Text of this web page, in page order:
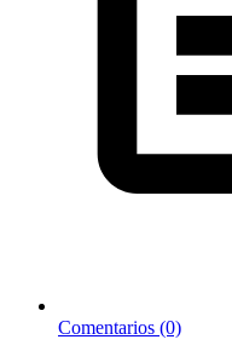
Comentarios (0)